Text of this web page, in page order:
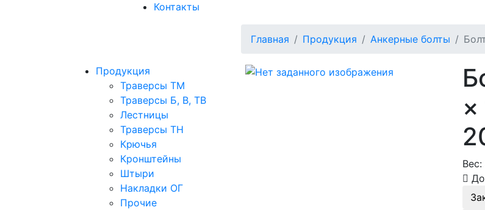
Контакты
Главная Продукция Анкерные болты
Продукция
Траверсы ТМ
Траверсы Б, В, ТВ
Лестницы
Траверсы ТН
Крючья
Кронштейны
Штыри
Накладки ОГ
Прочие
×
Вес: